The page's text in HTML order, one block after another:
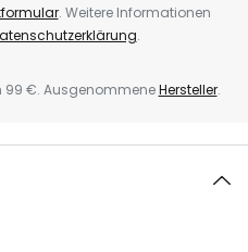
. Weitere Informationen
.
99 €. AusgenommeneHersteller.